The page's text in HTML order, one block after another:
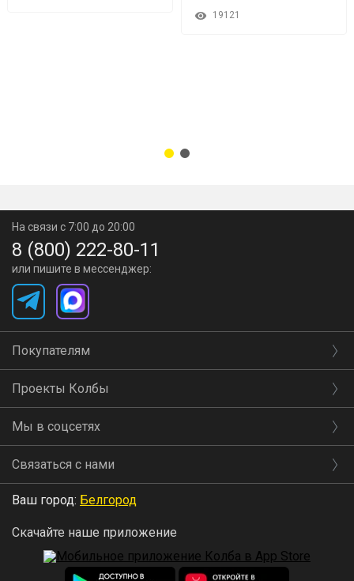
19121
На связи с 7:00 до 20:00
8 (800) 222-80-11
или пишите в мессенджер:
Покупателям
Проекты Колбы
Мы в соцсетях
Связаться с нами
Ваш город: Белгород
Скачайте наше приложение